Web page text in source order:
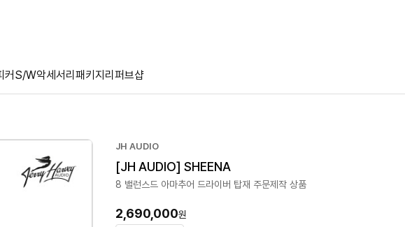
커S/W악세서리 패키지리퍼브샵
JH AUDIO
[JH AUDIO] SHEENA
8 밸런스드 아마추어 드라이버 탑재 주문제작 상품
2,690,000원